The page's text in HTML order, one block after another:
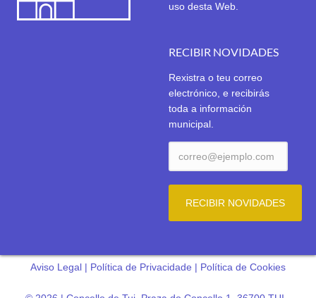
uso desta Web.
RECIBIR NOVIDADES
Rexistra o teu correo
electrónico, e recibirás
toda a información
municipal.
Aviso Legal | Política de Privacidade | Política de Cookies